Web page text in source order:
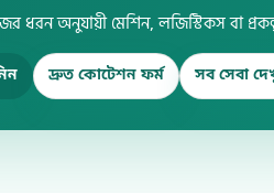
অনুযায়ী মেশিন, লজিস্টিকস বা প্রকল্প
দ্রুত কোটেশন ফর্ম সব সেবা